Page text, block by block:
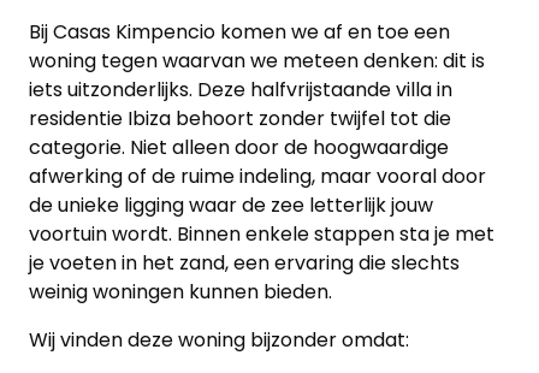
Bij Casas Kimpencio komen we af en toe een
woning tegen waarvan we meteen denken: dit is
iets uitzonderlijks. Deze halfvrijstaande villa in
residentie Ibiza behoort zonder twijfel tot die
categorie. Niet alleen door de hoogwaardige
afwerking of de ruime indeling, maar vooral door
de unieke ligging waar de zee letterlijk jouw
voortuin wordt. Binnen enkele stappen sta je met
je voeten in het zand, een ervaring die slechts
weinig woningen kunnen bieden.
Wij vinden deze woning bijzonder omdat: